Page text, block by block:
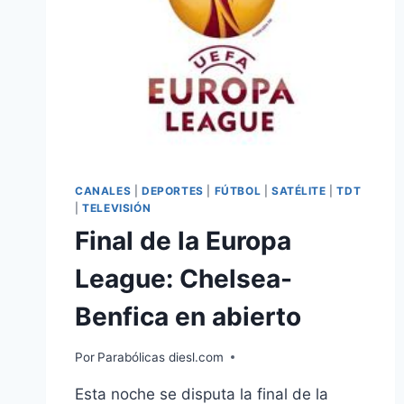
CANALES DEPORTES FÚTBOL SATÉLITE |TDT
|TELEVISIÓN
Final de la Europa
League: Chelsea-
Benfica en abierto
Por Parabólicas diesl.com
Esta noche se disputa la final de la